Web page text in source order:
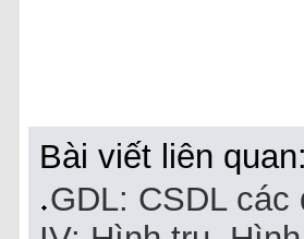
Bài viết liên
GDL: CSDL